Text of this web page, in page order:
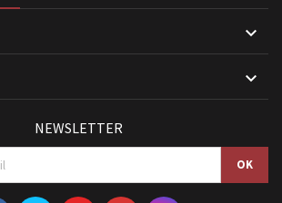


NEWSLETTER